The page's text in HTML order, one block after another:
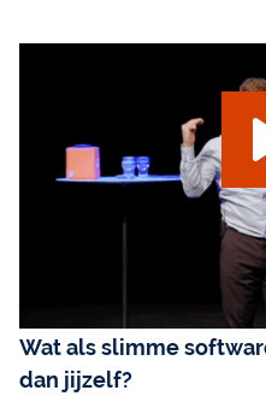
AI-Keynote
Wat als slimme
dan jijzelf?